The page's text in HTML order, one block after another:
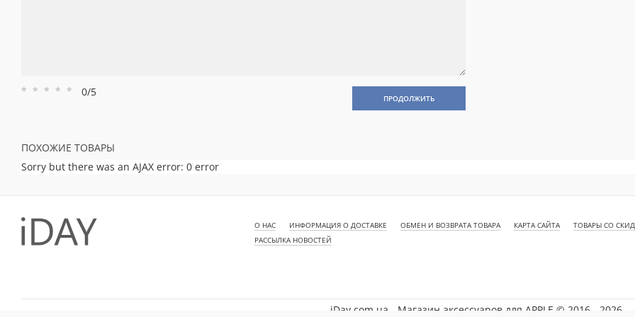
Рейтинг
Рейтинг
Рейтинг
Рейтинг
Рейтинг
0/5 ПРОДОЛЖИТЬ
ПОХОЖИЕ ТОВАРЫ
Sorry but there was an AJAX error: 0 error
О НАС ИНФОРМАЦИЯ О ДОСТАВКЕ ОБМЕН И ВОЗВРАТА ТОВАРА КАРТА САЙТА
ТОВАРЫ СО
РАССЫЛКА НОВОСТЕЙ
iDay.com.ua - Магазин аксессуаров для APPLE © 2016 - 2026